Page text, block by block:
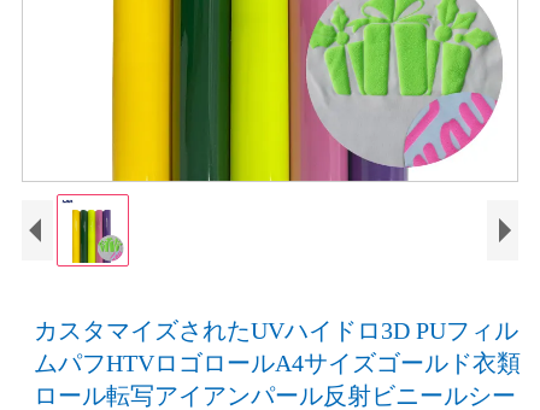
カスタマイズされたUVハイドロ3D PUフィル
ムパフHTVロゴロールA4サイズゴールド衣類
ロール転写アイアンパール反射ビニールシー